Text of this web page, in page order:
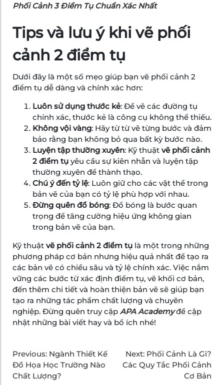
Phối Cảnh 3 Điểm Tụ Chuẩn Xác Nhất
Tips và lưu ý khi vẽ phối
cảnh 2 điểm tụ
Dưới đây là một số mẹo giúp bạn vẽ phối cảnh 2
điểm tụ dễ dàng và chính xác hơn:
Luôn sử dụng thước kẻ: Để vẽ các đường tụ
chính xác, thước kẻ là công cụ không thể thiếu.
Không vội vàng: Hãy từ từ vẽ từng bước và đảm
bảo rằng bạn không bỏ qua bất kỳ bước nào.
Luyện tập thường xuyên: Kỹ thuật vẽ phối cảnh
2 điểm tụ yêu cầu sự kiên nhẫn và luyện tập
thường xuyên để thành thạo.
Chú ý đến tỷ lệ: Luôn giữ cho các vật thể trong
bản vẽ của bạn có tỷ lệ phù hợp với nhau.
Đừng quên đổ bóng: Đổ bóng là bước quan
trọng để tăng cường hiệu ứng không gian
trong bản vẽ của bạn.
Kỹ thuật vẽ phối cảnh 2 điểm tụ là một trong những
phương pháp cơ bản nhưng hiệu quả nhất để tạo ra
các bản vẽ có chiều sâu và tỷ lệ chính xác. Việc nắm
vững các bước từ xác định điểm tụ, vẽ khối cơ bản,
đến thêm chi tiết và hoàn thiện bản vẽ sẽ giúp bạn
tạo ra những tác phẩm chất lượng và chuyên
nghiệp. Đừng quên truy cập APA Academyđể cập
nhật những bài viết hay và bổ ích nhé!
Previous: Ngành Thiết Kế
Đồ Họa Học Trường Nào
Chất Lượng?
Next: Phối Cảnh Là Gì?
Các Quy Tắc Phối Cảnh
Cơ Bản